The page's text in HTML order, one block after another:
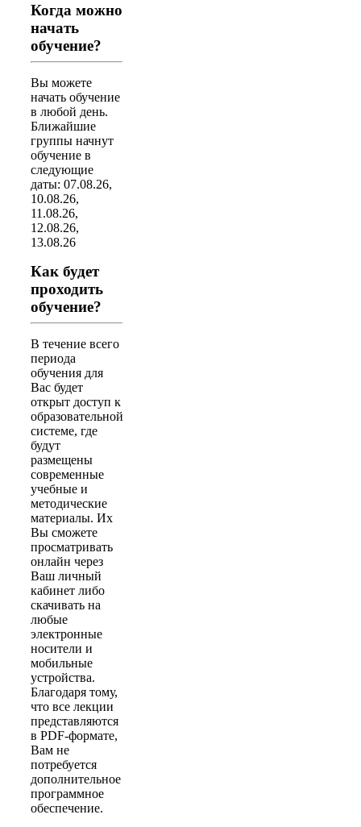
Когда можно
начать
обучение?
Вы можете
начать обучение
в любой день.
Ближайшие
группы начнут
обучение в
следующие
даты: 07.08.26,
10.08.26,
11.08.26,
12.08.26,
13.08.26
Как будет
проходить
обучение?
В течение всего
периода
обучения для
Вас будет
открыт доступ к
образовательной
системе, где
будут
размещены
современные
учебные и
методические
материалы. Их
Вы сможете
просматривать
онлайн через
Ваш личный
кабинет либо
скачивать на
любые
электронные
носители и
мобильные
устройства.
Благодаря тому,
что все лекции
представляются
в PDF-формате,
Вам не
потребуется
дополнительное
программное
обеспечение.